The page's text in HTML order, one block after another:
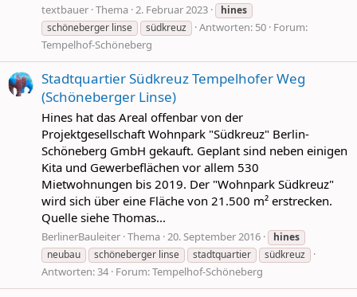
textbauer Thema 2. Februar 2023
hines
schöneberger linse
südkreuz Antworten: 50 Forum:
Tempelhof-Schöneberg
Stadtquartier Südkreuz Tempelhofer Weg
(Schöneberger Linse)
Hines hat das Areal offenbar von der
Projektgesellschaft Wohnpark "Südkreuz" Berlin-
Schöneberg GmbH gekauft. Geplant sind neben einigen
Kita und Gewerbeflächen vor allem 530
Mietwohnungen bis 2019. Der "Wohnpark Südkreuz"
wird sich über eine Fläche von 21.500 m² erstrecken.
Quelle siehe Thomas...
BerlinerBauleiter Thema 20. September 2016
hines
neubau
schöneberger linse stadtquartier südkreuz
Antworten: 34 Forum:Tempelhof-Schöneberg